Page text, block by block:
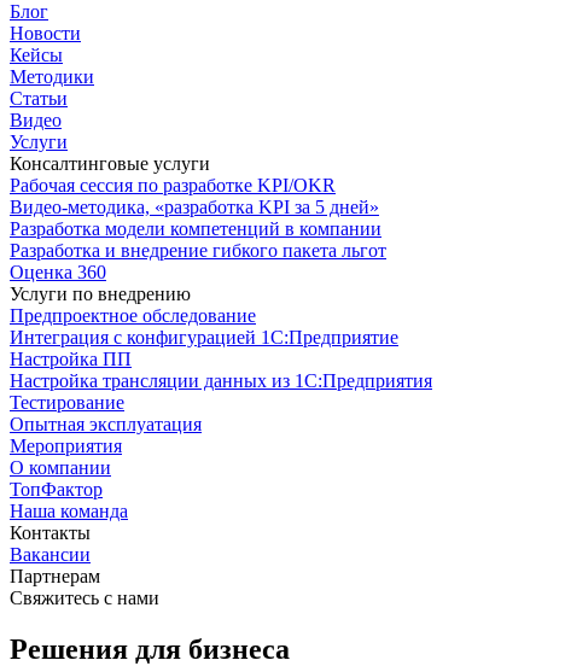
Блог
Новости
Кейсы
Методики
Статьи
Видео
Услуги
Консалтинговые услуги
Рабочая сессия по разработке KPI/OKR
Видео-методика, «разработка KPI за 5 дней»
Разработка модели компетенций в компании
Разработка и внедрение гибкого пакета льгот
Оценка 360
Услуги по внедрению
Предпроектное обследование
Интеграция с конфигурацией 1С:Предприятие
Настройка ПП
Настройка трансляции данных из 1С:Предприятия
Тестирование
Опытная эксплуатация
Мероприятия
О компании
ТопФактор
Наша команда
Контакты
Вакансии
Партнерам
Свяжитесь с нами
Решения для бизнеса